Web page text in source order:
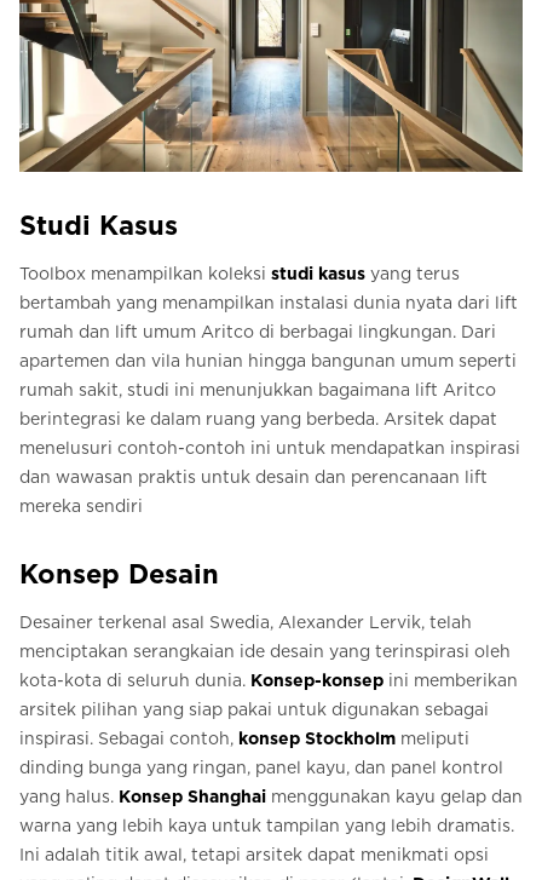
Studi Kasus
Toolbox menampilkan koleksi studi kasus yang terus
bertambah yang menampilkan instalasi dunia nyata dari lift
rumah dan lift umum Aritco di berbagai lingkungan. Dari
apartemen dan vila hunian hingga bangunan umum seperti
rumah sakit, studi ini menunjukkan bagaimana lift Aritco
berintegrasi ke dalam ruang yang berbeda. Arsitek dapat
menelusuri contoh-contoh ini untuk mendapatkan inspirasi
dan wawasan praktis untuk desain dan perencanaan lift
mereka sendiri
Konsep Desain
Desainer terkenal asal Swedia, Alexander Lervik, telah
menciptakan serangkaian ide desain yang terinspirasi oleh
kota-kota di seluruh dunia. Konsep-konsep ini memberikan
arsitek pilihan yang siap pakai untuk digunakan sebagai
inspirasi. Sebagai contoh, konsep Stockholm meliputi
dinding bunga yang ringan, panel kayu, dan panel kontrol
yang halus. Konsep Shanghai menggunakan kayu gelap dan
warna yang lebih kaya untuk tampilan yang lebih dramatis.
Ini adalah titik awal, tetapi arsitek dapat menikmati opsi